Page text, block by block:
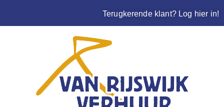
Terugkerende klant? Log hier in!